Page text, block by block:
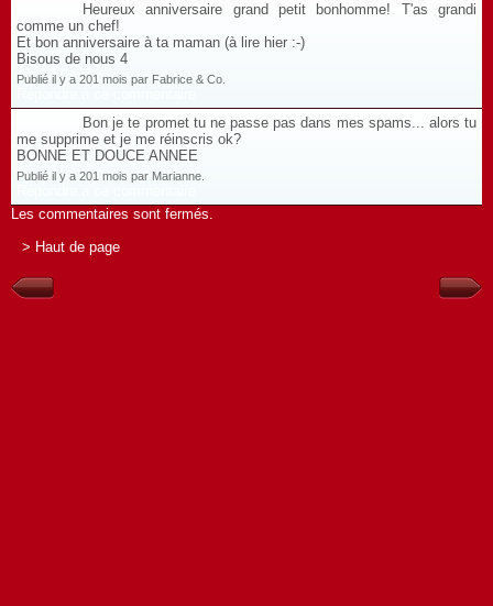
Heureux anniversaire grand petit bonhomme! T'as grandi
comme un chef!
Et bon anniversaire à ta maman (à lire hier :-)
Bisous de nous 4
Publié il y a 201 mois par Fabrice & Co.
Bon je te promet tu ne passe pas dans mes spams... alors tu
me supprime et je me réinscris ok?
BONNE ET DOUCE ANNEE
Publié il y a 201 mois par Marianne.
Les commentaires sont fermés.
> Haut de page